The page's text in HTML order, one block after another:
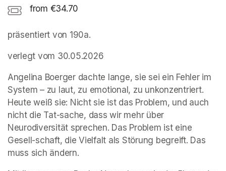
from €34.70
präsentiert von 190a.
verlegt vom 30.05.2026
Angelina Boerger dachte lange, sie sei ein Fehler im
System – zu laut, zu emotional, zu unkonzentriert.
Heute weiß sie: Nicht sie ist das Problem, und auch
nicht die Tat-sache, dass wir mehr über
Neurodiversität sprechen. Das Problem ist eine
Gesell-schaft, die Vielfalt als Störung begreift. Das
muss sich ändern.